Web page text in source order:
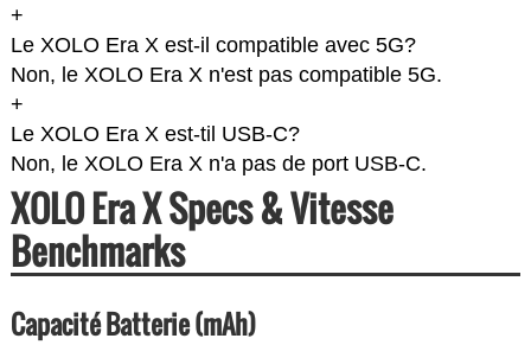
+
Le XOLO Era X est-il compatible avec 5G?
Non, le XOLO Era X n'est pas compatible 5G.
+
Le XOLO Era X est-til USB-C?
Non, le XOLO Era X n'a pas de port USB-C.
XOLO Era X Specs & Vitesse
Benchmarks
Capacité Batterie (mAh)